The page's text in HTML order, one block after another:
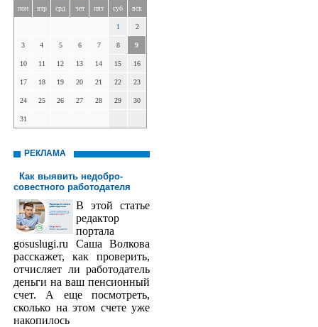
пон втр срд чет пят суб вск
1 2
3 4 5 6 7 8 9
10 11 12 13 14 15 16
17 18 19 20 21 22 23
24 25 26 27 28 29 30
31
РЕКЛАМА
Как выявить недобро­
совестного работодателя
В этой статье
редактор
порта­ла
gosuslugi.ru Саша Волкова
расскажет, как проверить,
отчисляет ли работодатель
деньги на ваш пенсионный
счет. А еще посмотреть,
сколько на этом счете уже
накопилось